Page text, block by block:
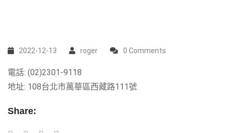
2022-12-13 roger 0 Comments
電話: (02)2301-9118
地址: 108台北市萬華區西藏路111號
Share: